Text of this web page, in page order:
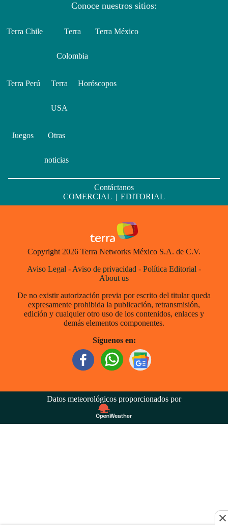
Conoce nuestros sitios:
Terra Chile Terra
Colombia
Terra México
Terra Perú Terra
USA
Horóscopos
Juegos Otras
noticias
Contáctanos
COMERCIAL | EDITORIAL
Copyright 2026 Terra Networks México S.A. de C.V.
Aviso Legal - Aviso de privacidad - Política Editorial -
About us
De no existir autorización previa por escrito del titular queda
expresamente prohibida la publicación, retransmisión,
edición y cualquier otro uso de los contenidos, enlaces y
demás elementos componentes.
Síguenos en:
Datos meteorológicos proporcionados por